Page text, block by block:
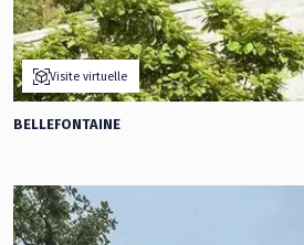
Visite virtuelle
BELLEFONTAINE